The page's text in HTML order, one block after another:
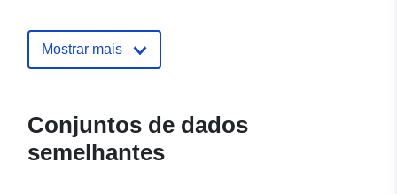
Mostrar mais
Conjuntos de dados
semelhantes